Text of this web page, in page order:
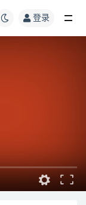
登录